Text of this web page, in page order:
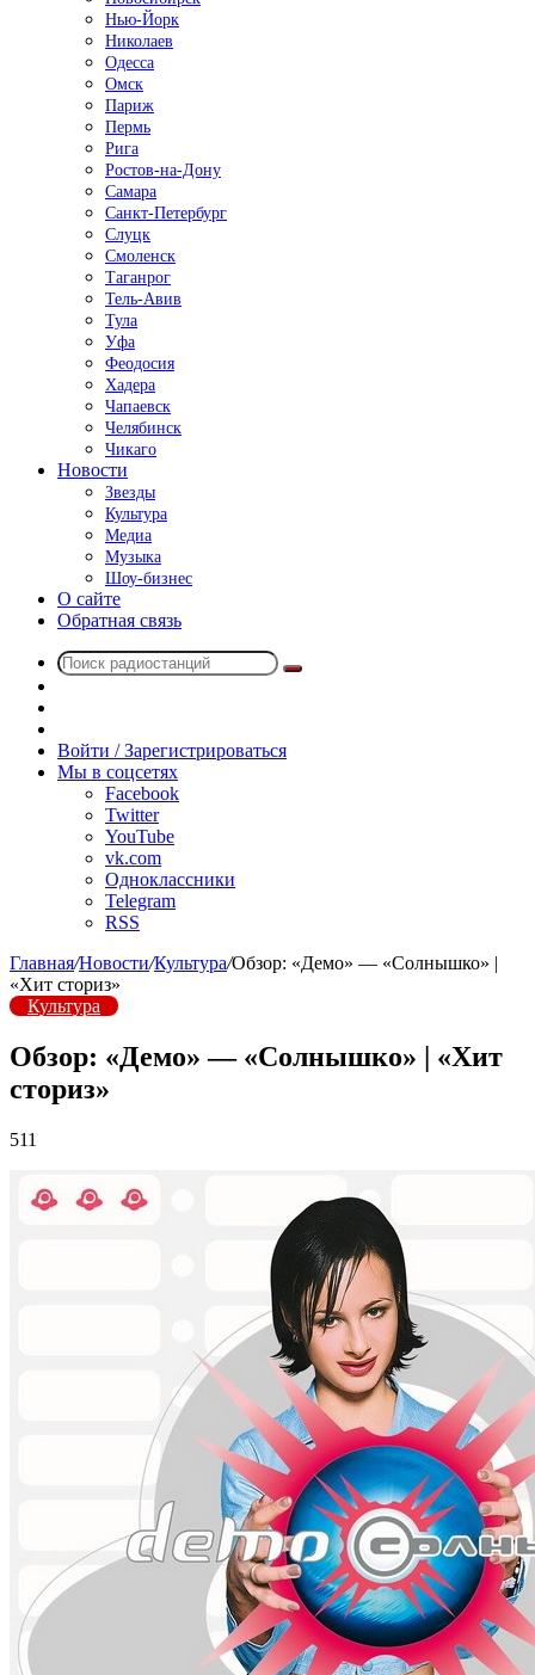
Нью-Йорк
Николаев
Одесса
Омск
Париж
Пермь
Рига
Ростов-на-Дону
Самара
Санкт-Петербург
Слуцк
Смоленск
Таганрог
Тель-Авив
Тула
Уфа
Феодосия
Хадера
Чапаевск
Челябинск
Чикаго
Новости
Звезды
Культура
Медиа
Музыка
Шоу-бизнес
О сайте
Обратная связь
Поиск
радио
Войти / Зарегистрироваться
Мы в соцсетях
Facebook
Twitter
YouTube
vk.com
Одноклассники
Telegram
RSS
Главная/Новости/Культура/Обзор: «Демо» — «Солнышко» |
«Хит сториз»
Культура
Обзор: «Демо» — «Солнышко» | «Хит
сториз»
511